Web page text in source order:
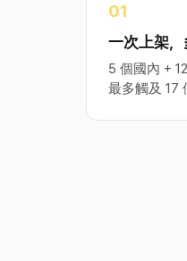
01
一次上架
5 個國內 +
最多觸及 17